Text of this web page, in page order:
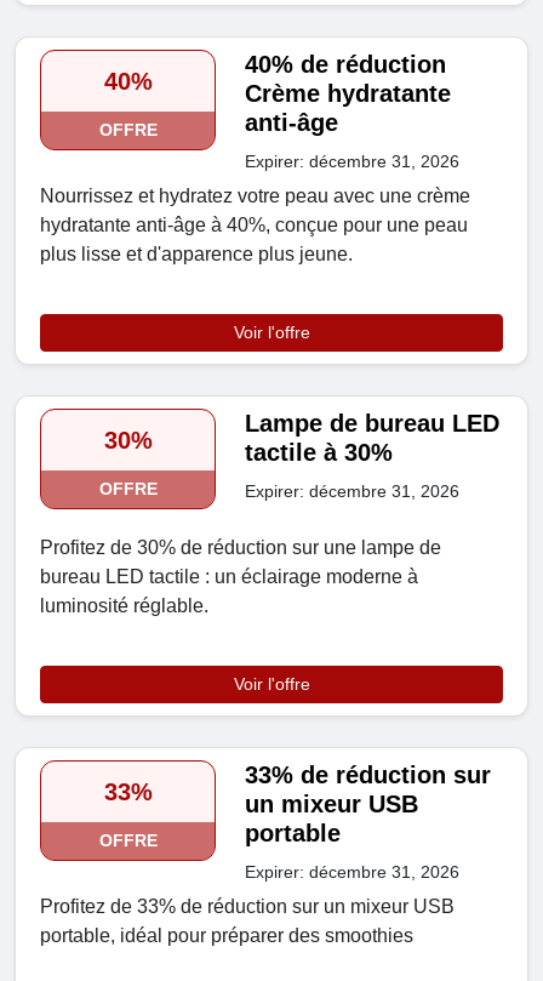
40%
OFFRE
40% de réduction
Crème hydratante
anti-âge
Expirer: décembre 31, 2026
Nourrissez et hydratez votre peau avec une crème
hydratante anti-âge à 40%, conçue pour une peau
plus lisse et d'apparence plus jeune.
Voir l'offre
30%
OFFRE
Lampe de bureau LED
tactile à 30%
Expirer: décembre 31, 2026
Profitez de 30% de réduction sur une lampe de
bureau LED tactile : un éclairage moderne à
luminosité réglable.
Voir l'offre
33%
OFFRE
33% de réduction sur
un mixeur USB
portable
Expirer: décembre 31, 2026
Profitez de 33% de réduction sur un mixeur USB
portable, idéal pour préparer des smoothies